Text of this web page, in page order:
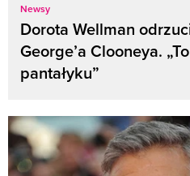
Newsy
Dorota Wellman
George’a Clooneya.
pantałyku”